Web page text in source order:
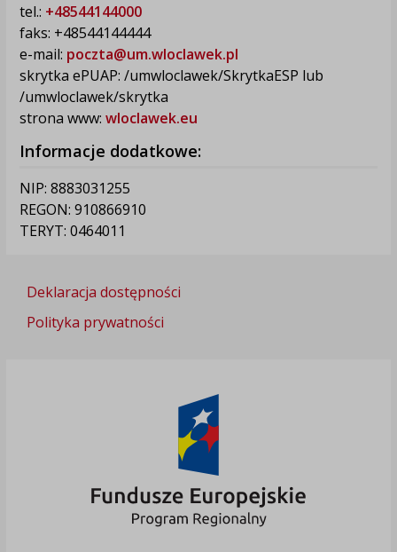
tel.: +48544144000
faks: +48544144444
e-mail: poczta@um.wloclawek.pl
skrytka ePUAP: /umwloclawek/SkrytkaESP lub
/umwloclawek/skrytka
strona www: wloclawek.eu
Informacje dodatkowe:
NIP: 8883031255
REGON: 910866910
TERYT: 0464011
Deklaracja dostępności
Polityka prywatności